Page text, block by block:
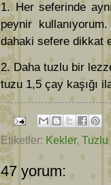
1. Her seferinde
peynir
dahaki sefere dikkat
2. Daha tuzlu bir
tuzu 1,5 çay kaşığı
Etiketler: Kekler, Tuzlu
47 yorum: